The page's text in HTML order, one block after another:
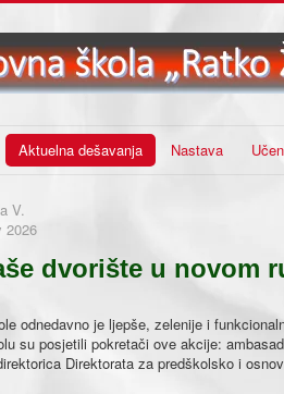
Aktuelna dešavanja Nastava
V.
2026
dvorište u novom
je ljepše, zelenije i
su posjetili pokretači ove akcije:
Direktorata za predškolsko i